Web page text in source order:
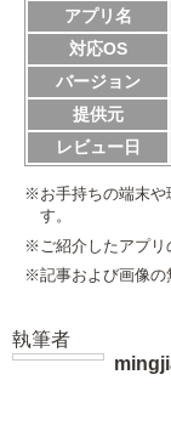
アプリ名
対応OS
バージョン
提供元
レビュー日
※お手持ちの端末や
す。
※ご紹介したアプリ
※記事および画像の
執筆者